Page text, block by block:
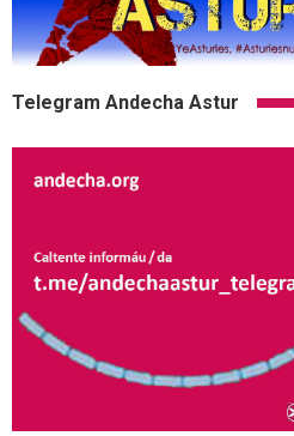
Telegram Andecha Astur